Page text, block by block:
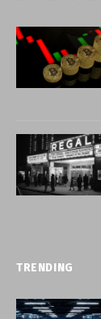
TRENDING